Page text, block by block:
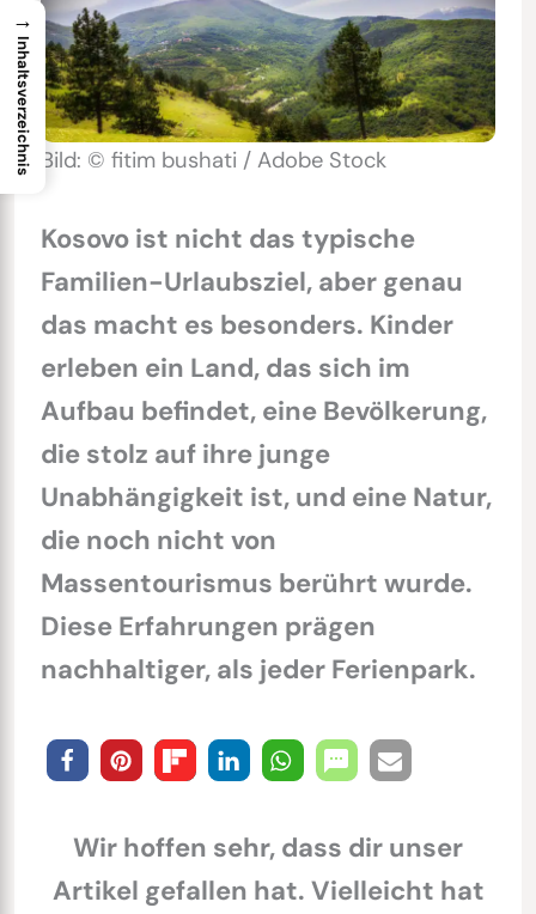
Bild: © fitim bushati / Adobe Stock
Kosovo ist nicht das typische
Familien-Urlaubsziel, aber genau
das macht es besonders. Kinder
erleben ein Land, das sich im
Aufbau befindet, eine Bevölkerung,
die stolz auf ihre junge
Unabhängigkeit ist, und eine Natur,
die noch nicht von
Massentourismus berührt wurde.
Diese Erfahrungen prägen
nachhaltiger, als jeder Ferienpark.
Wir hoffen sehr, dass dir unser
Artikel gefallen hat. Vielleicht hat
→
Inhaltsverzeichnis